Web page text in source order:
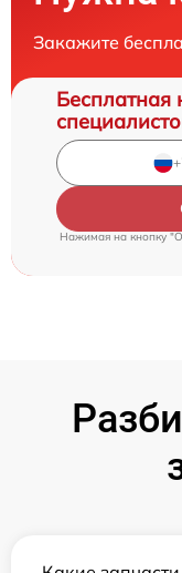
Закажите
Бесплатная
Нажимая на кнопку